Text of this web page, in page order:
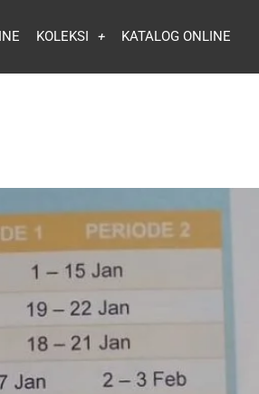
KOLEKSI KATALOG ONLINE